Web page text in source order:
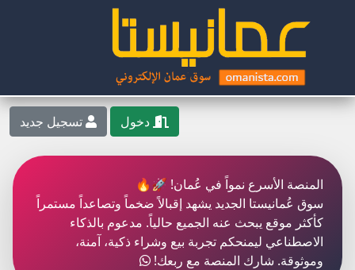
دخول تسجيل جديد
المنصة الأسرع نمواً في عُمان! 🚀🔥
سوق عُمانيستا الجديد يشهد إقبالاً ضخماً وتصاعداً مستمراً
كأكثر موقع يبحث عنه الجميع حالياً. مدعوم بالذكاء
الاصطناعي ليمنحكم تجربة بيع وشراء ذكية، آمنة،
وموثوقة. شارك المنصة مع ربعك!